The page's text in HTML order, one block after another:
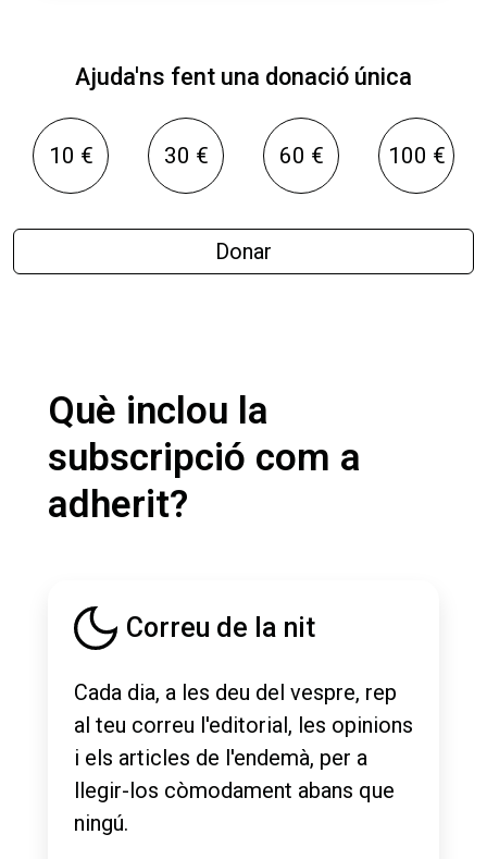
Ajuda'ns fent una donació única
10 € 30 € 60 € 100 €
Donar
Què inclou la
subscripció com a
adherit?
Correu de la nit
Cada dia, a les deu del vespre, rep
al teu correu l'editorial, les opinions
i els articles de l'endemà, per a
llegir-los còmodament abans que
ningú.